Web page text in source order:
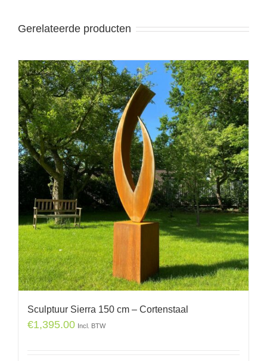
Gerelateerde producten
Sculptuur Sierra 150 cm – Cortenstaal
€1,395.00 Incl. BTW